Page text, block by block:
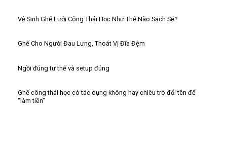
Vệ Sinh Ghế Lưới Công Thái Học Như Thế Nào Sạch Sẽ?
Ghế Cho Người Đau Lưng, Thoát Vị Đĩa Đệm
Ngồi đúng tư thế và setup đúng
Ghế công thái học có tác dụng không hay chiêu trò đổi tên để
“làm tiền”